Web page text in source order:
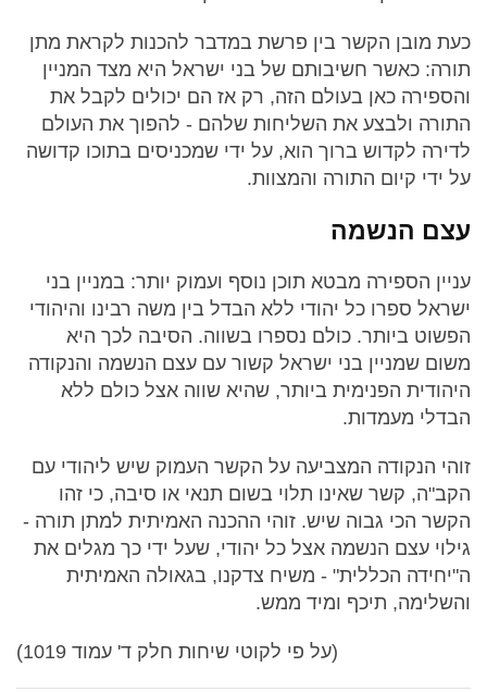
כעת מובן הקשר בין פרשת במדבר להכנות לקראת מתן
תורה: כאשר חשיבותם של בני ישראל היא מצד המניין
והספירה כאן בעולם הזה, רק אז הם יכולים לקבל את
התורה ולבצע את השליחות שלהם - להפוך את העולם
לדירה לקדוש ברוך הוא, על ידי שמכניסים בתוכו קדושה
על ידי קיום התורה והמצוות.
עצם הנשמה
עניין הספירה מבטא תוכן נוסף ועמוק יותר: במניין בני
ישראל ספרו כל יהודי ללא הבדל בין משה רבינו והיהודי
הפשוט ביותר. כולם נספרו בשווה. הסיבה לכך היא
משום שמניין בני ישראל קשור עם עצם הנשמה והנקודה
היהודית הפנימית ביותר, שהיא שווה אצל כולם ללא
הבדלי מעמדות.
זוהי הנקודה המצביעה על הקשר העמוק שיש ליהודי עם
הקב"ה, קשר שאינו תלוי בשום תנאי או סיבה, כי זהו
הקשר הכי גבוה שיש. זוהי ההכנה האמיתית למתן תורה -
גילוי עצם הנשמה אצל כל יהודי, שעל ידי כך מגלים את
ה"יחידה הכללית" - משיח צדקנו, בגאולה האמיתית
והשלימה, תיכף ומיד ממש.
(על פי לקוטי שיחות חלק ד' עמוד 1019)